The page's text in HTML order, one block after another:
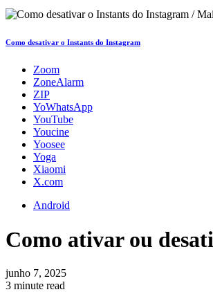
Como desativar o Instants do Instagram
Zoom
ZoneAlarm
ZIP
YoWhatsApp
YouTube
Youcine
Yoosee
Yoga
Xiaomi
X.com
Android
Como ativar ou
junho 7, 2025
3 minute read